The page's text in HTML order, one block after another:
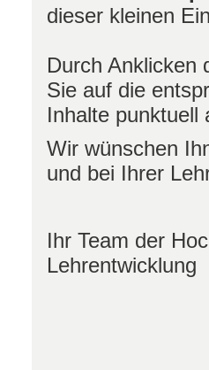
dieser kleinen
Durch Anklicken
Sie auf die
Inhalte punktuell
Wir wünschen
und bei Ihrer
Ihr Team der
Lehrentwicklung